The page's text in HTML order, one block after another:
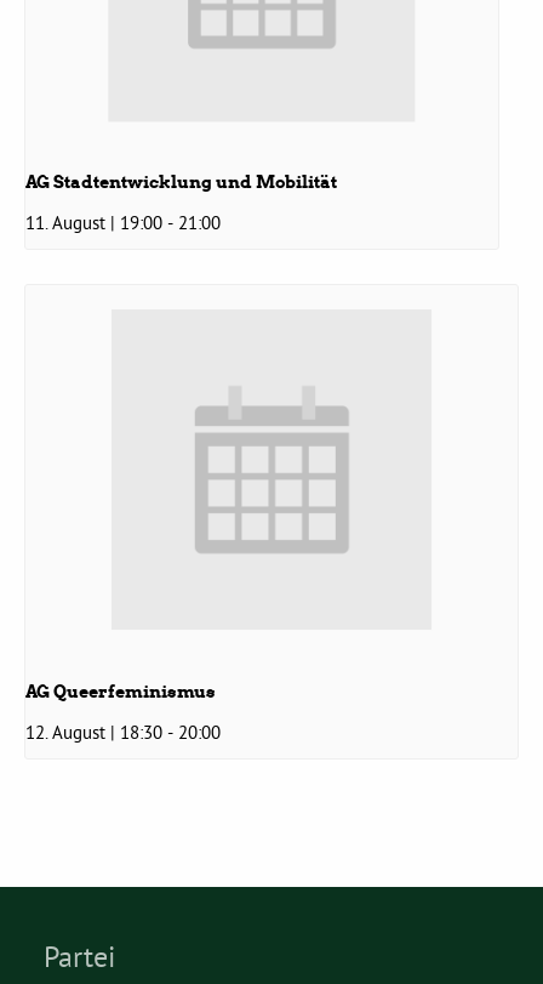
AG Stadtentwicklung und Mobilität
11. August | 19:00 - 21:00
AG Queerfeminismus
12. August | 18:30 - 20:00
Partei